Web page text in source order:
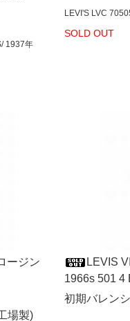
1937年
LEVI'S LVC
SOLD OUT
ージン
場製)
LEVIS
1966s 501 4
初期バレン